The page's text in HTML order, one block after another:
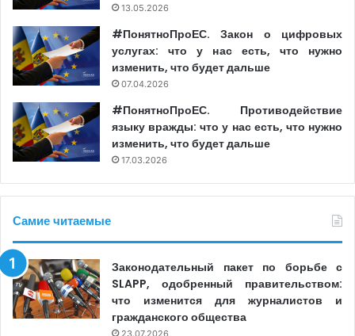
13.05.2026
#ПонятноПроЕС. Закон о цифровых
услугах: что у нас есть, что нужно
изменить, что будет дальше
07.04.2026
#ПонятноПроЕС. Противодействие
языку вражды: что у нас есть, что нужно
изменить, что будет дальше
17.03.2026
Самие читаемые
Законодательный пакет по борьбе с
SLAPP, одобренный правительством:
что изменится для журналистов и
гражданского общества
23.07.2026